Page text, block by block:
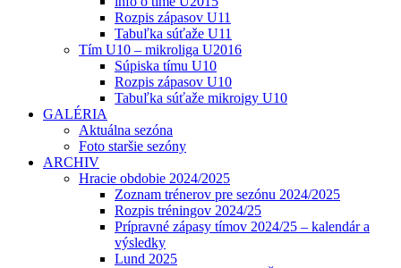
Rozpis zápasov U11
Tabuľka súťaže U11
Tím U10 – mikroliga U2016
Súpiska tímu U10
Rozpis zápasov U10
Tabuľka súťaže mikroigy U10
GALÉRIA
Aktuálna sezóna
Foto staršie sezóny
ARCHIV
Hracie obdobie 2024/2025
Zoznam trénerov pre sezónu 2024/2025
Rozpis tréningov 2024/25
Prípravné zápasy tímov 2024/25 – kalendár a
výsledky
Lund 2025